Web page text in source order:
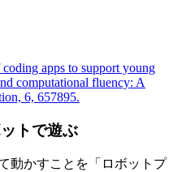
apps to support young
computational fluency: A
6, 657895.
トで遊ぶ
動かすことを「ロボットプ